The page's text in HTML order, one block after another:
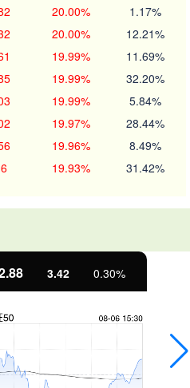
20.00% 1.17%
20.00% 12.21%
19.99% 11.69%
19.99% 32.20%
19.99% 5.84%
19.97% 28.44%
19.96% 8.49%
19.93% 31.42%
3.42 0.30%